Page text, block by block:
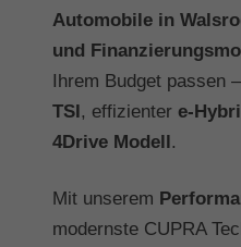
Automobile in
und
Ihrem Budget passen
TSI, effizienter e-
4Drive Modell.
Mit unserem
modernste CUPRA